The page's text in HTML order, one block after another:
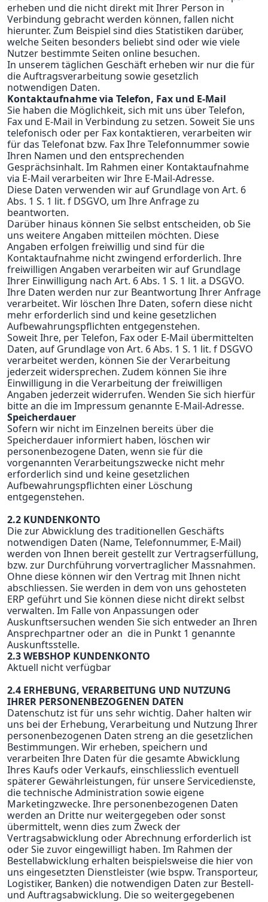
erheben und die nicht direkt mit Ihrer Person in
Verbindung gebracht werden können, fallen nicht
hierunter. Zum Beispiel sind dies Statistiken darüber,
welche Seiten besonders beliebt sind oder wie viele
Nutzer bestimmte Seiten online besuchen.
In unserem täglichen Geschäft erheben wir nur die für
die Auftragsverarbeitung sowie gesetzlich
notwendigen Daten.
Kontaktaufnahme via Telefon, Fax und E-Mail
Sie haben die Möglichkeit, sich mit uns über Telefon,
Fax und E-Mail in Verbindung zu setzen. Soweit Sie uns
telefonisch oder per Fax kontaktieren, verarbeiten wir
für das Telefonat bzw. Fax Ihre Telefonnummer sowie
Ihren Namen und den entsprechenden
Gesprächsinhalt. Im Rahmen einer Kontaktaufnahme
via E-Mail verarbeiten wir Ihre E-Mail-Adresse.
Diese Daten verwenden wir auf Grundlage von Art. 6
Abs. 1 S. 1 lit. f DSGVO, um Ihre Anfrage zu
beantworten.
Darüber hinaus können Sie selbst entscheiden, ob Sie
uns weitere Angaben mitteilen möchten. Diese
Angaben erfolgen freiwillig und sind für die
Kontaktaufnahme nicht zwingend erforderlich. Ihre
freiwilligen Angaben verarbeiten wir auf Grundlage
Ihrer Einwilligung nach Art. 6 Abs. 1 S. 1 lit. a DSGVO.
Ihre Daten werden nur zur Beantwortung Ihrer Anfrage
verarbeitet. Wir löschen Ihre Daten, sofern diese nicht
mehr erforderlich sind und keine gesetzlichen
Aufbewahrungspflichten entgegenstehen.
Soweit Ihre, per Telefon, Fax oder E-Mail übermittelten
Daten, auf Grundlage von Art. 6 Abs. 1 S. 1 lit. f DSGVO
verarbeitet werden, können Sie der Verarbeitung
jederzeit widersprechen. Zudem können Sie ihre
Einwilligung in die Verarbeitung der freiwilligen
Angaben jederzeit widerrufen. Wenden Sie sich hierfür
bitte an die im Impressum genannte E-Mail-Adresse.
Speicherdauer
Sofern wir nicht im Einzelnen bereits über die
Speicherdauer informiert haben, löschen wir
personenbezogene Daten, wenn sie für die
vorgenannten Verarbeitungszwecke nicht mehr
erforderlich sind und keine gesetzlichen
Aufbewahrungspflichten einer Löschung
entgegenstehen.
2.2 KUNDENKONTO
Die zur Abwicklung des traditionellen Geschäfts
notwendigen Daten (Name, Telefonnummer, E-Mail)
werden von Ihnen bereit gestellt zur Vertragserfüllung,
bzw. zur Durchführung vorvertraglicher Massnahmen.
Ohne diese können wir den Vertrag mit Ihnen nicht
abschliessen. Sie werden in dem von uns gehosteten
ERP geführt und Sie können diese nicht direkt selbst
verwalten. Im Falle von Anpassungen oder
Auskunftsersuchen wenden Sie sich entweder an Ihren
Ansprechpartner oder an die in Punkt 1 genannte
Auskunftsstelle.
2.3 WEBSHOP KUNDENKONTO
Aktuell nicht verfügbar
2.4 ERHEBUNG, VERARBEITUNG UND NUTZUNG
IHRER PERSONENBEZOGENEN DATEN
Datenschutz ist für uns sehr wichtig. Daher halten wir
uns bei der Erhebung, Verarbeitung und Nutzung Ihrer
personenbezogenen Daten streng an die gesetzlichen
Bestimmungen. Wir erheben, speichern und
verarbeiten Ihre Daten für die gesamte Abwicklung
Ihres Kaufs oder Verkaufs, einschliesslich eventuell
späterer Gewährleistungen, für unsere Servicedienste,
die technische Administration sowie eigene
Marketingzwecke. Ihre personenbezogenen Daten
werden an Dritte nur weitergegeben oder sonst
übermittelt, wenn dies zum Zweck der
Vertragsabwicklung oder Abrechnung erforderlich ist
oder Sie zuvor eingewilligt haben. Im Rahmen der
Bestellabwicklung erhalten beispielsweise die hier von
uns eingesetzten Dienstleister (wie bspw. Transporteur,
Logistiker, Banken) die notwendigen Daten zur Bestell-
und Auftragsabwicklung. Die so weitergegebenen